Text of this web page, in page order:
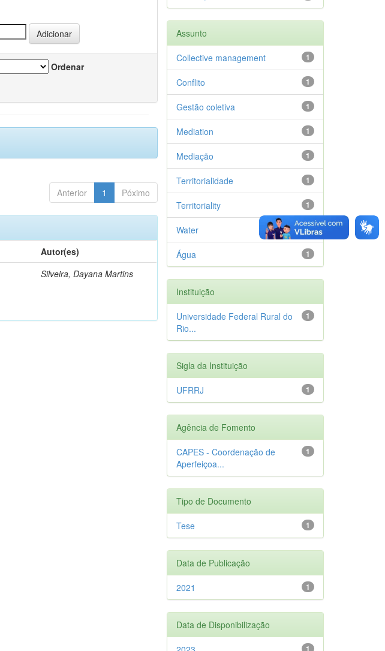
Ordenar
Anterior 1 Póximo
Autor(es)
Silveira, Dayana Martins
Assunto
1
Collective management
1
Conflito
1
Gestão coletiva
1
Mediation
1
Mediação
1
Territorialidade
1
Territoriality
1
Water
1
Água
Instituição
1
Universidade Federal Rural do
Rio...
Sigla da Instituição
1
UFRRJ
Agência de Fomento
1
CAPES - Coordenação de
Aperfeiçoa...
Tipo de Documento
1
Tese
Data de Publicação
1
2021
Data de Disponibilização
1